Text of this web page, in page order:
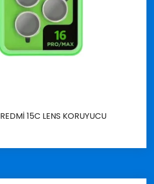
15C LENS KORUYUCU